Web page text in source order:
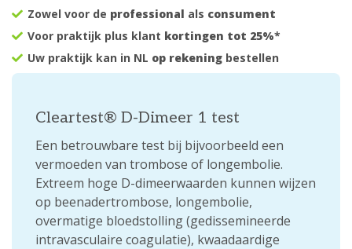
Zowel voor de professional als consument
Voor praktijk plus klant kortingen tot 25%*
Uw praktijk kan in NL op rekening bestellen
Cleartest® D-Dimeer 1 test
Een betrouwbare test bij bijvoorbeeld een
vermoeden van trombose of longembolie.
Extreem hoge D-dimeerwaarden kunnen wijzen
op beenadertrombose, longembolie,
overmatige bloedstolling (gedissemineerde
intravasculaire coagulatie), kwaadaardige